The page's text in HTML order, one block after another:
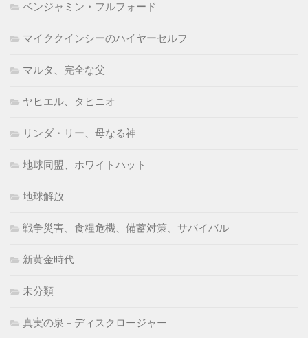
ベンジャミン・フルフォード
マイククインシーのハイヤーセルフ
マルタ、完全な父
ヤヒエル、タヒニオ
リンダ・リー、母なる神
地球同盟、ホワイトハット
地球解放
戦争災害、食糧危機、備蓄対策、サバイバル
新黄金時代
未分類
真実の泉－ディスクロージャー